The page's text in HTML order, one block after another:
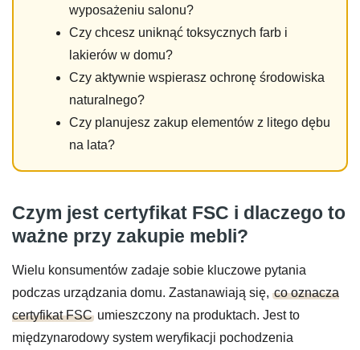
wyposażeniu salonu?
Czy chcesz uniknąć toksycznych farb i
lakierów w domu?
Czy aktywnie wspierasz ochronę środowiska
naturalnego?
Czy planujesz zakup elementów z litego dębu
na lata?
Czym jest certyfikat FSC i dlaczego to
ważne przy zakupie mebli?
Wielu konsumentów zadaje sobie kluczowe pytania
podczas urządzania domu. Zastanawiają się, co oznacza
certyfikat FSC umieszczony na produktach. Jest to
międzynarodowy system weryfikacji pochodzenia